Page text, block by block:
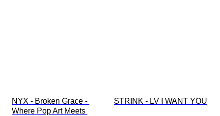
NYX - Broken Grace -
Where Pop Art Meets
STRINK - LV I WANT YOU